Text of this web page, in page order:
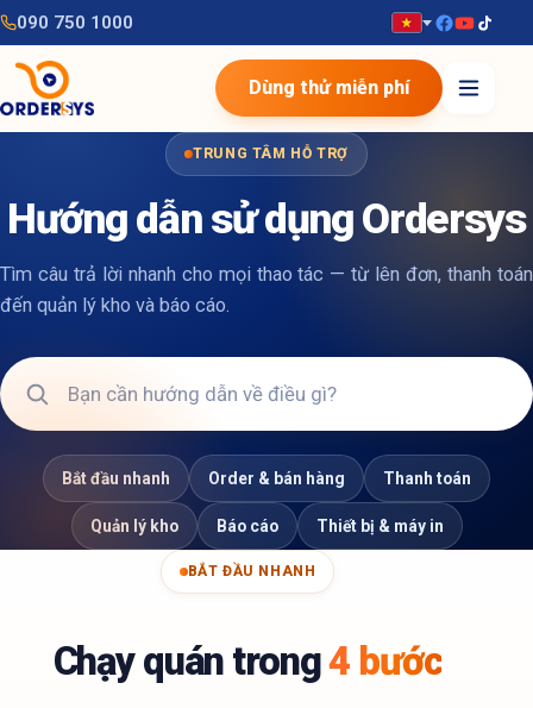
090 750 1000
Dùng thử miễn phí
TRUNG TÂM HỖ TRỢ
Hướng dẫn sử dụng Ordersys
Tìm câu trả lời nhanh cho mọi thao tác — từ lên đơn, thanh toán
đến quản lý kho và báo cáo.
Bắt đầu nhanh Order & bán hàng Thanh toán
Quản lý kho Báo cáo Thiết bị & máy in
BẮT ĐẦU NHANH
Chạy quán trong4 bước